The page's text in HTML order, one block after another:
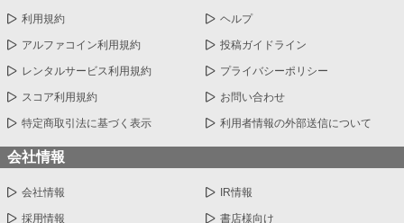
利用規約 ヘルプ
アルファコイン利用規約 投稿ガイドライン
レンタルサービス利用規約 プライバシーポリシー
スコア利用規約 お問い合わせ
特定商取引法に基づく表示 利用者情報の外部送信について
会社情報
会社情報 IR情報
採用情報 書店様向け